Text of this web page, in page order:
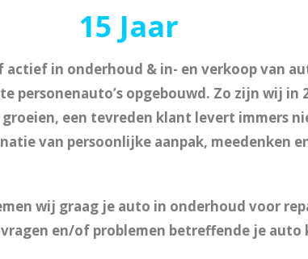
15 Jaar
in onderhoud & in- en verkoop van
personenauto’s opgebouwd. Zo zijn wij in
een tevreden klant levert immers
van persoonlijke aanpak, meedenken
wij graag je auto in onderhoud voor
en/of problemen betreffende je auto